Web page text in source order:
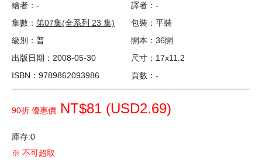
繪者：-
譯者：-
集數： 第07集(全系列 23 集)
包裝：平裝
級別：普
開本：36開
出版日期：2008-05-30
尺寸：17x11.2
ISBN：9789862093986
頁數：-
90折 優惠價 NT$81 (USD2.69)
庫存:0
※ 不可超取